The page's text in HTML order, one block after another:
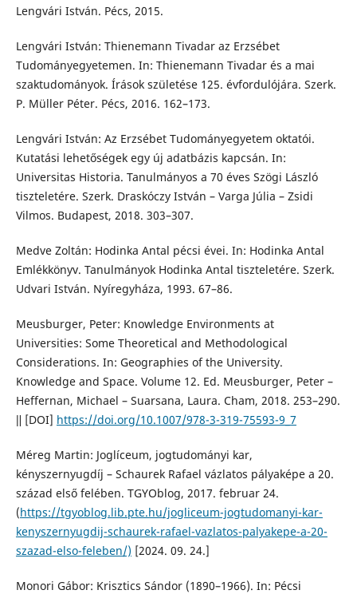
Lengvári István. Pécs, 2015.
Lengvári István: Thienemann Tivadar az Erzsébet
Tudományegyetemen. In: Thienemann Tivadar és a mai
szaktudományok. Írások születése 125. évfordulójára. Szerk.
P. Müller Péter. Pécs, 2016. 162–173.
Lengvári István: Az Erzsébet Tudományegyetem oktatói.
Kutatási lehetőségek egy új adatbázis kapcsán. In:
Universitas Historia. Tanulmányos a 70 éves Szögi László
tiszteletére. Szerk. Draskóczy István – Varga Júlia – Zsidi
Vilmos. Budapest, 2018. 303–307.
Medve Zoltán: Hodinka Antal pécsi évei. In: Hodinka Antal
Emlékkönyv. Tanulmányok Hodinka Antal tiszteletére. Szerk.
Udvari István. Nyíregyháza, 1993. 67–86.
Meusburger, Peter: Knowledge Environments at
Universities: Some Theoretical and Methodological
Considerations. In: Geographies of the University.
Knowledge and Space. Volume 12. Ed. Meusburger, Peter –
Heffernan, Michael – Suarsana, Laura. Cham, 2018. 253–290.
ǁ [DOI] https://doi.org/10.1007/978-3-319-75593-9_7
Méreg Martin: Joglíceum, jogtudományi kar,
kényszernyugdíj – Schaurek Rafael vázlatos pályaképe a 20.
század első felében. TGYOblog, 2017. februar 24.
(https://tgyoblog.lib.pte.hu/jogliceum-jogtudomanyi-kar-
kenyszernyugdij-schaurek-rafael-vazlatos-palyakepe-a-20-
szazad-elso-feleben/) [2024. 09. 24.]
Monori Gábor: Krisztics Sándor (1890–1966). In: Pécsi